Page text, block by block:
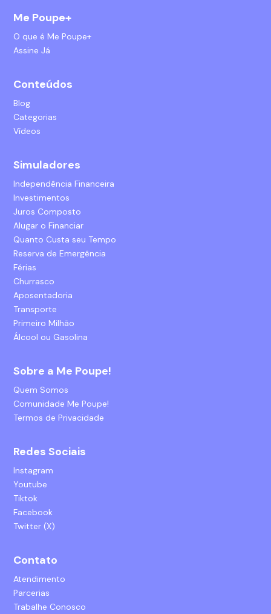
Me Poupe+
O que é Me Poupe+
Assine Já
Conteúdos
Blog
Categorias
Vídeos
Simuladores
Independência Financeira
Investimentos
Juros Composto
Alugar o Financiar
Quanto Custa seu Tempo
Reserva de Emergência
Férias
Churrasco
Aposentadoria
Transporte
Primeiro Milhão
Álcool ou Gasolina
Sobre a Me Poupe!
Quem Somos
Comunidade Me Poupe!
Termos de Privacidade
Redes Sociais
Instagram
Youtube
Tiktok
Facebook
Twitter (X)
Contato
Atendimento
Parcerias
Trabalhe Conosco